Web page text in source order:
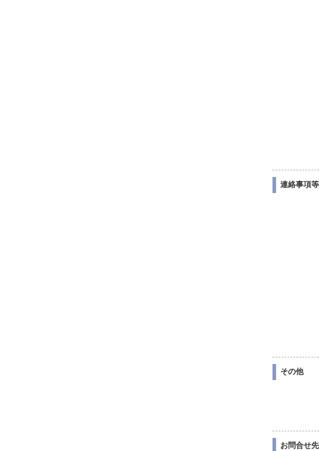
連絡事項等
その他
お問合せ先